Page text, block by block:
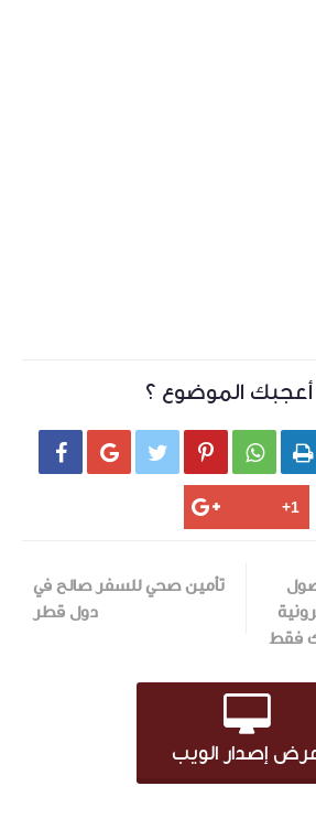
الموضوع ؟
     
فقط
تأمين صحي للسفر صالح في
دول قطر
إصدار الويب